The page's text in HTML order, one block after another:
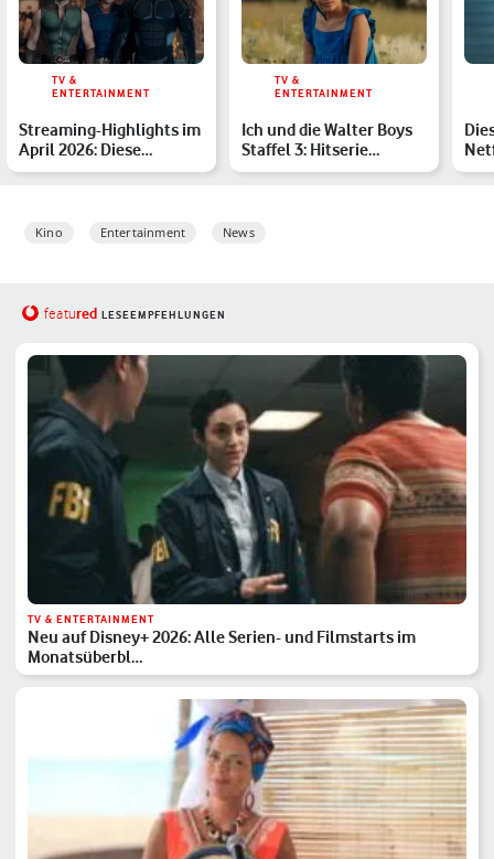
TV &
ENTERTAINMENT
Streaming-Highlights im
April 2026: Diese
Neustarts darfst Du nic…
TV &
ENTERTAINMENT
Ich und die Walter Boys
Staffel 3: Hitserie
verlängert – alle Inf…
Kino Entertainment News
featured LESEEMPFEHLUNGEN
TV & ENTERTAINMENT
Neu auf Disney+ 2026: Alle Serien- und Filmstarts im
Monatsüberbl…